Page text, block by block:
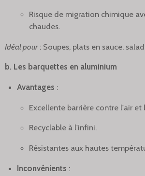
Risque de migration chimique
chaudes.
Idéal pour : Soupes, plats en sauce,
b. Les barquettes en aluminium
Avantages :
Excellente barrière contre l'air et
Recyclable à l'infini.
Résistantes aux hautes
Inconvénients :